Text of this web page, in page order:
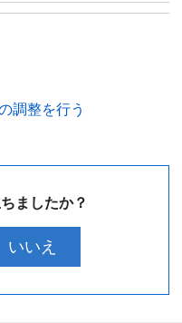
調整を行う
ましたか？
いいえ